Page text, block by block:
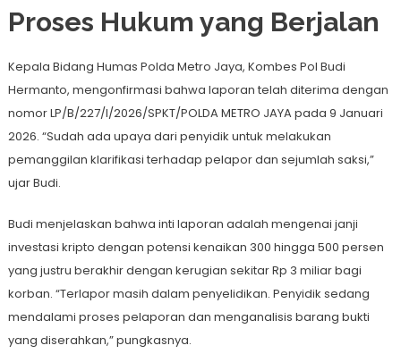
Proses Hukum yang Berjalan
Kepala Bidang Humas Polda Metro Jaya, Kombes Pol Budi
Hermanto, mengonfirmasi bahwa laporan telah diterima dengan
nomor LP/B/227/I/2026/SPKT/POLDA METRO JAYA pada 9 Januari
2026. “Sudah ada upaya dari penyidik untuk melakukan
pemanggilan klarifikasi terhadap pelapor dan sejumlah saksi,”
ujar Budi.
Budi menjelaskan bahwa inti laporan adalah mengenai janji
investasi kripto dengan potensi kenaikan 300 hingga 500 persen
yang justru berakhir dengan kerugian sekitar Rp 3 miliar bagi
korban. “Terlapor masih dalam penyelidikan. Penyidik sedang
mendalami proses pelaporan dan menganalisis barang bukti
yang diserahkan,” pungkasnya.